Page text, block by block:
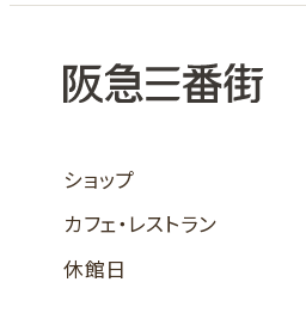
ショップ
カフェ・レストラン
休館日